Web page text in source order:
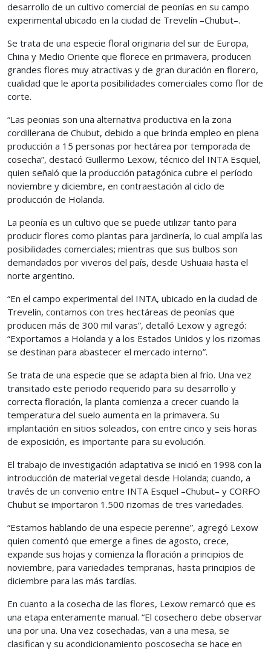
desarrollo de un cultivo comercial de peonías en su campo
experimental ubicado en la ciudad de Trevelín –Chubut–.
Se trata de una especie floral originaria del sur de Europa,
China y Medio Oriente que florece en primavera, producen
grandes flores muy atractivas y de gran duración en florero,
cualidad que le aporta posibilidades comerciales como flor de
corte.
“Las peonias son una alternativa productiva en la zona
cordillerana de Chubut, debido a que brinda empleo en plena
producción a 15 personas por hectárea por temporada de
cosecha”, destacó Guillermo Lexow, técnico del INTA Esquel,
quien señaló que la producción patagónica cubre el período
noviembre y diciembre, en contraestación al ciclo de
producción de Holanda.
La peonía es un cultivo que se puede utilizar tanto para
producir flores como plantas para jardinería, lo cual amplía las
posibilidades comerciales; mientras que sus bulbos son
demandados por viveros del país, desde Ushuaia hasta el
norte argentino.
“En el campo experimental del INTA, ubicado en la ciudad de
Trevelín, contamos con tres hectáreas de peonías que
producen más de 300 mil varas”, detalló Lexow y agregó:
“Exportamos a Holanda y a los Estados Unidos y los rizomas
se destinan para abastecer el mercado interno”.
Se trata de una especie que se adapta bien al frío. Una vez
transitado este periodo requerido para su desarrollo y
correcta floración, la planta comienza a crecer cuando la
temperatura del suelo aumenta en la primavera. Su
implantación en sitios soleados, con entre cinco y seis horas
de exposición, es importante para su evolución.
El trabajo de investigación adaptativa se inició en 1998 con la
introducción de material vegetal desde Holanda; cuando, a
través de un convenio entre INTA Esquel –Chubut– y CORFO
Chubut se importaron 1.500 rizomas de tres variedades.
“Estamos hablando de una especie perenne”, agregó Lexow
quien comentó que emerge a fines de agosto, crece,
expande sus hojas y comienza la floración a principios de
noviembre, para variedades tempranas, hasta principios de
diciembre para las más tardías.
En cuanto a la cosecha de las flores, Lexow remarcó que es
una etapa enteramente manual. “El cosechero debe observar
una por una. Una vez cosechadas, van a una mesa, se
clasifican y su acondicionamiento poscosecha se hace en